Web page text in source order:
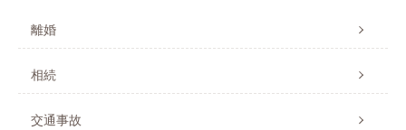
離婚
相続
交通事故